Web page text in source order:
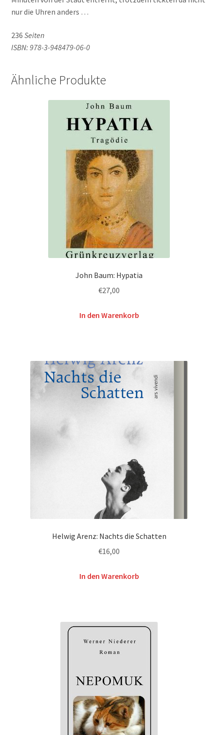
nur die Uhren anders …
236 Seiten
ISBN: 978-3-948479-06-0
Ähnliche Produkte
John Baum: Hypatia
€27,00
In den Warenkorb
Helwig Arenz: Nachts die Schatten
€16,00
In den Warenkorb